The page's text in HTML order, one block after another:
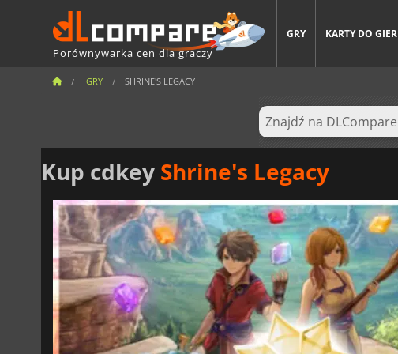
Porównywarka cen dla graczy
GRY KARTY DO GIER
GRY SHRINE'S LEGACY
Kup cdkey Shrine's Legacy